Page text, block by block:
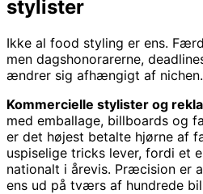
stylister
Ikke al food styling er ens.
men dagshonorarerne,
ændrer sig afhængigt af nichen.
Kommercielle stylister og
med emballage, billboards og
er det højest betalte hjørne af
uspiselige tricks lever, fordi et
nationalt i årevis. Præcision er
ens ud på tværs af hundrede